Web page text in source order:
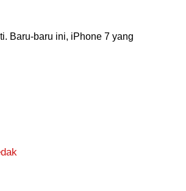
Baru-baru ini, iPhone 7 yang